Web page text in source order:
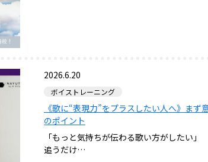
2026.6.20
ボイストレーニング
《歌に“表現力”をプラスしたい人へ》まず
のポイント
「もっと気持ちが伝わる歌い方がしたい」
追うだけ…